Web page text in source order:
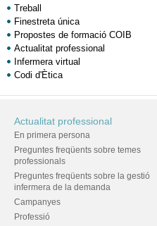
Treball
Finestreta única
Propostes de formació COIB
Actualitat professional
Infermera virtual
Codi d'Ètica
Actualitat professional
En primera persona
Preguntes freqüents sobre temes
professionals
Preguntes freqüents sobre la gestió
infermera de la demanda
Campanyes
Professió